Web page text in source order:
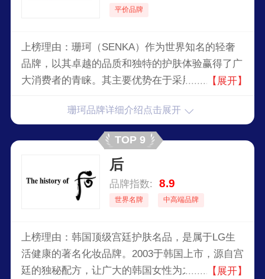
平价品牌
上榜理由：珊珂（SENKA）作为世界知名的轻奢
品牌，以其卓越的品质和独特的护肤体验赢得了广
大消费者的青睐。其主要优势在于采用顶级奢侈的
质。珊珂洗面奶不仅能深层清洁毛孔，去除多余油
脂和污垢，还能有效保湿，保持肌肤的水润光滑。
【展开】
珊珂品牌详细介绍点击展开
TOP 9
后
品牌指数: 8.9
世界名牌 中高端品牌
上榜理由：韩国顶级宫廷护肤名品，是属于LG生
活健康的著名化妆品牌。2003于韩国上市，源自宫
廷的独秘配方，让广大的韩国女性为之疯狂与倾
【展开】